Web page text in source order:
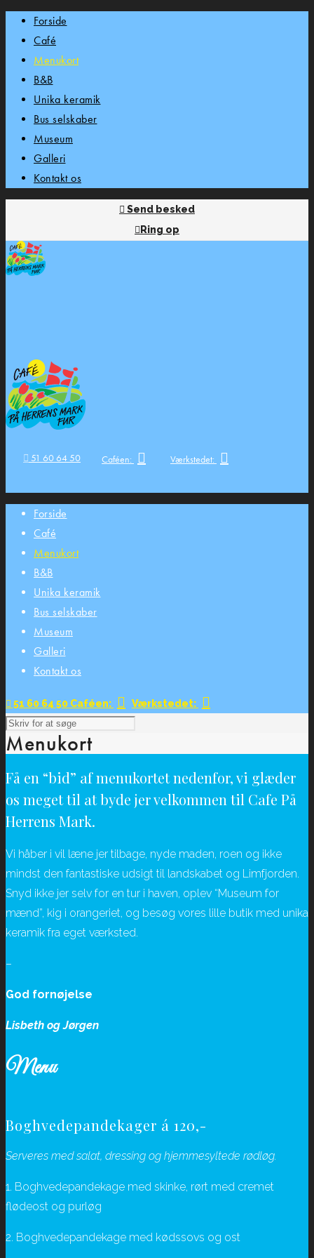
Forside
Café
Menukort
B&B
Unika keramik
Bus selskaber
Museum
Galleri
Kontakt os
Send besked
Ring op
51 60 64 50 Caféen: Værkstedet:
Forside
Café
Menukort
B&B
Unika keramik
Bus selskaber
Museum
Galleri
Kontakt os
51 60 64 50 Caféen: Værkstedet:
Menukort
Få en “bid” af menukortet nedenfor, vi glæder
os meget til at byde jer velkommen til Cafe På
Herrens Mark.
Vi håber i vil læne jer tilbage, nyde maden, roen og ikke
mindst den fantastiske udsigt til landskabet og Limfjorden.
Snyd ikke jer selv for en tur i haven, oplev “Museum for
mænd”, kig i orangeriet, og besøg vores lille butik med unika
keramik fra eget værksted.
–
God fornøjelse
Lisbeth og Jørgen
Menu
Boghvedepandekager á 120,-
Serveres med salat, dressing og hjemmesyltede rødløg.
1. Boghvedepandekage med skinke, rørt med cremet
flødeost og purløg
2. Boghvedepandekage med kødssovs og ost